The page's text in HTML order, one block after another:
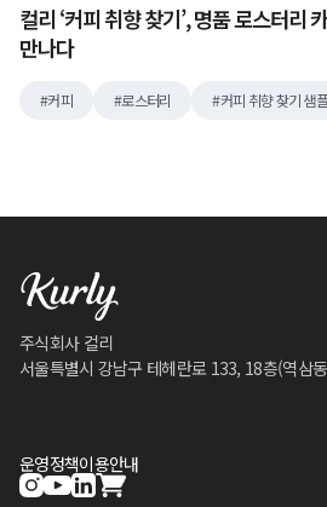
컬리 ‘커피 취향 찾기’, 명품 로스터리
만나다
커피 로스터리 커피 취향 찾기 샘
주식회사 컬리
서울특별시 강남구 테헤란로 133, 18층(역삼
운영정책이용안내